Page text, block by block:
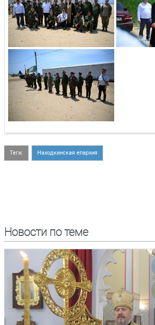
Теги: Находкинская епархия
Новости по теме